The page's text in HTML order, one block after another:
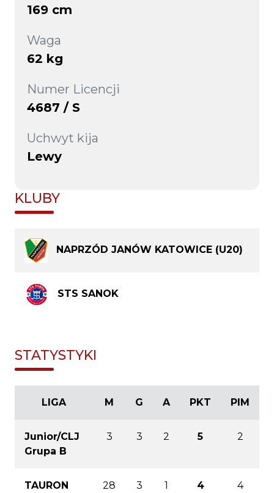
169 cm
Waga
62 kg
Numer Licencji
4687 / S
Uchwyt kija
Lewy
KLUBY
NAPRZÓD JANÓW KATOWICE (U20)
STS SANOK
STATYSTYKI
LIGA M G A PKT PIM
Junior/CLJ
Grupa B
3 3 2 5 2
TAURON
28 3 1 4 4